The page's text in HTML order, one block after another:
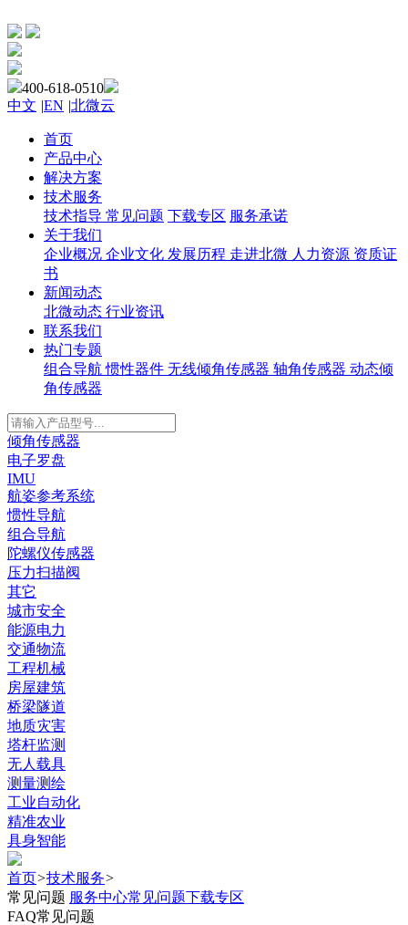
400-618-0510
中文 |EN |北微云
首页
产品中心
解决方案
技术服务
技术指导 常见问题 下载专区 服务承诺
关于我们
企业概况 企业文化 发展历程 走进北微 人力资源 资质证
书
新闻动态
北微动态 行业资讯
联系我们
热门专题
组合导航 惯性器件 无线倾角传感器 轴角传感器 动态倾
角传感器
倾角传感器
电子罗盘
IMU
航姿参考系统
惯性导航
组合导航
陀螺仪传感器
压力扫描阀
其它
城市安全
能源电力
交通物流
工程机械
房屋建筑
桥梁隧道
地质灾害
塔杆监测
无人载具
测量测绘
工业自动化
精准农业
具身智能
首页>技术服务>
常见问题 服务中心常见问题下载专区
FAQ常见问题